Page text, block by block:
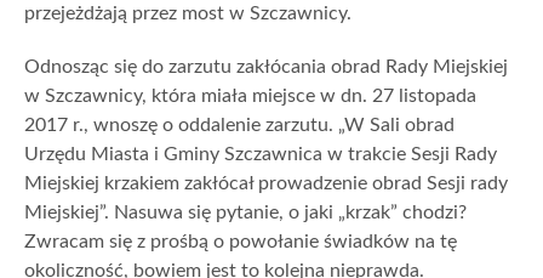
przejeżdżają przez most w Szczawnicy.
Odnosząc się do zarzutu zakłócania obrad Rady Miejskiej
w Szczawnicy, która miała miejsce w dn. 27 listopada
2017 r., wnoszę o oddalenie zarzutu. „W Sali obrad
Urzędu Miasta i Gminy Szczawnica w trakcie Sesji Rady
Miejskiej krzakiem zakłócał prowadzenie obrad Sesji rady
Miejskiej”. Nasuwa się pytanie, o jaki „krzak” chodzi?
Zwracam się z prośbą o powołanie świadków na tę
okoliczność, bowiem jest to kolejna nieprawda.